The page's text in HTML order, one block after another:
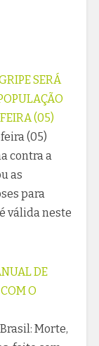
SERÁ
(05)
(05)
contra a
as
para
válida neste
DE
O
Morte,